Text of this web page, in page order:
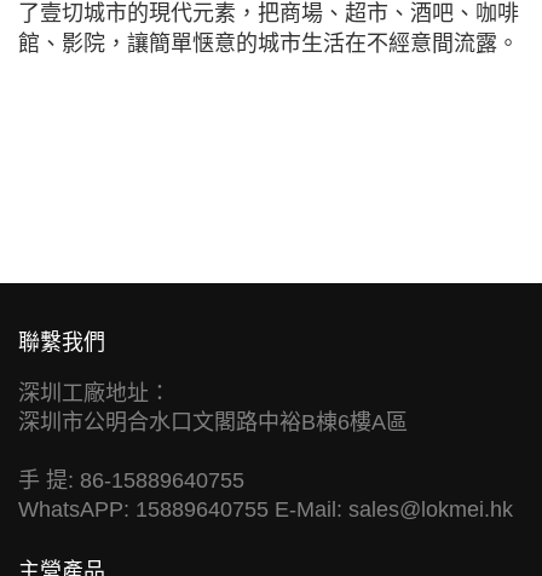
了壹切城市的現代元素，把商場、超市、酒吧、咖啡
館、影院，讓簡單惬意的城市生活在不經意間流露。
聯繫我們
深圳工廠地址：
深圳市公明合水口文閣路中裕B棟6樓A區
手 提: 86-15889640755
WhatsAPP: 15889640755 E-Mail: sales@lokmei.hk